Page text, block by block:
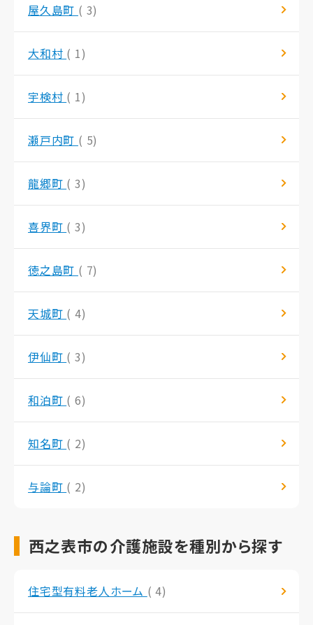
屋久島町 ( 3)
大和村 ( 1)
宇検村 ( 1)
瀬戸内町 ( 5)
龍郷町 ( 3)
喜界町 ( 3)
徳之島町 ( 7)
天城町 ( 4)
伊仙町 ( 3)
和泊町 ( 6)
知名町 ( 2)
与論町 ( 2)
西之表市の介護施設を種別から探す
住宅型有料老人ホーム ( 4)